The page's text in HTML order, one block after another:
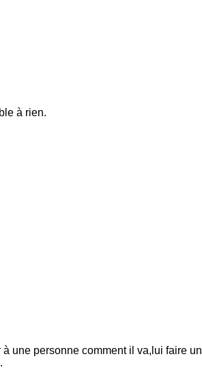
à rien.
une personne comment il va,lui faire un